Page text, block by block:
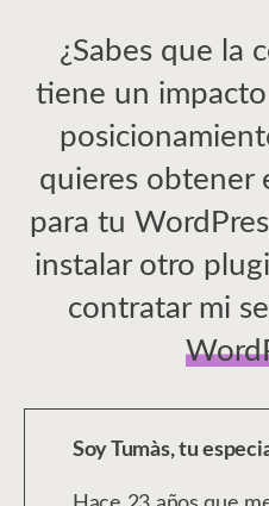
¿Sabes que la
tiene un
quieres obtener
para tu
instalar otro
contratar mi
Soy Tumàs, tu